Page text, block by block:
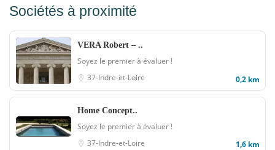
Sociétés à proximité
VERA Robert – ..
Soyez le premier à évaluer !
37-Indre-et-Loire
0,2 km
Home Concept..
Soyez le premier à évaluer !
37-Indre-et-Loire
1,6 km